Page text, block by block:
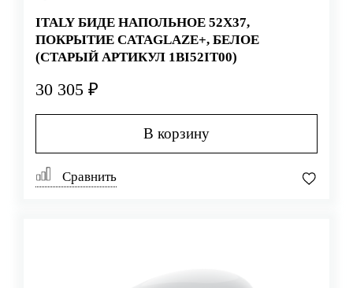
ITALY БИДЕ НАПОЛЬНОЕ 52Х37,
ПОКРЫТИЕ CATAGLAZE+, БЕЛОЕ
(СТАРЫЙ АРТИКУЛ 1BI52IT00)
30 305 ₽
В корзину
Сравнить